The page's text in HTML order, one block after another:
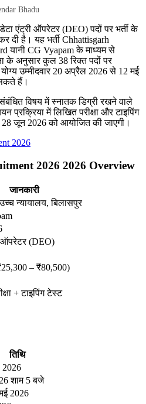
Bhadu
एंट्री ऑपरेटर (DEO) पदों पर भर्ती के
दी है। यह भर्ती Chhattisgarh
यानी CG Vyapam के माध्यम से
के अनुसार कुल 38 रिक्त पदों पर
उम्मीदवार 20 अप्रैल 2026 से 12 मई
हैं।
विषय में स्नातक डिग्री रखने वाले
प्रक्रिया में लिखित परीक्षा और टाइपिंग
28 जून 2026 को आयोजित की जाएगी।
2026 2026 Overview
जानकारी
न्यायालय, बिलासपुर
ऑपरेटर (DEO)
– ₹80,500)
+ टाइपिंग टेस्ट
तिथि
शाम 5 बजे
2026